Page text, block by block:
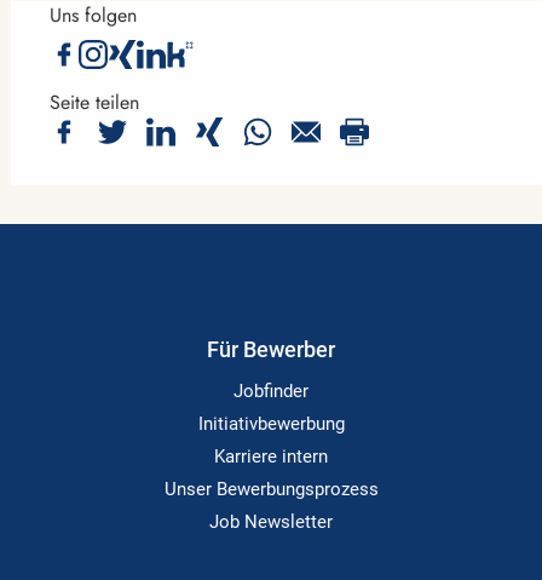
Uns folgen
Seite teilen
Für Bewerber
Jobfinder
Initiativbewerbung
Karriere intern
Unser Bewerbungsprozess
Job Newsletter